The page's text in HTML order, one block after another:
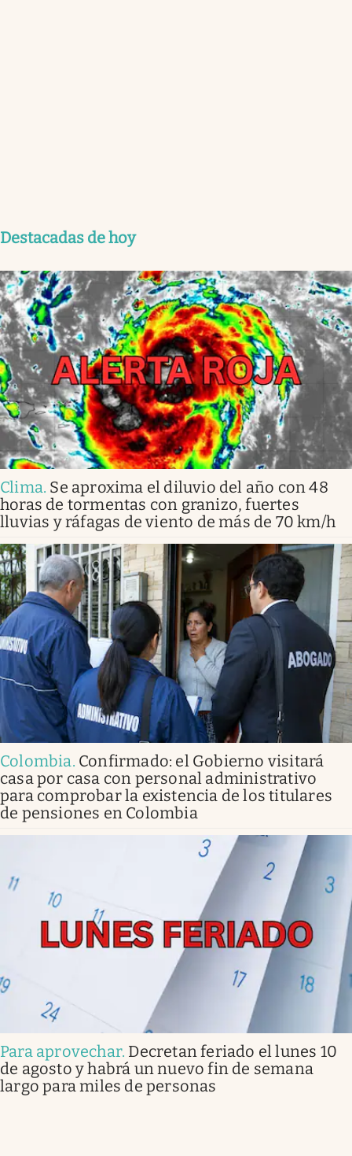
Destacadas de hoy
Clima. Se aproxima el diluvio del año con 48
horas de tormentas con granizo, fuertes
lluvias y ráfagas de viento de más de 70 km/h
Colombia. Confirmado: el Gobierno visitará
casa por casa con personal administrativo
para comprobar la existencia de los titulares
de pensiones en Colombia
Para aprovechar. Decretan feriado el lunes 10
de agosto y habrá un nuevo fin de semana
largo para miles de personas